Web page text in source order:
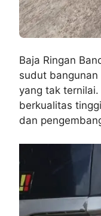
Baja Ringan
sudut
yang tak
berkualitas
dan